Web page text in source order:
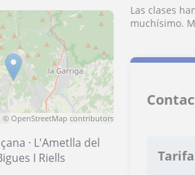
©OpenStreetMap contributors
· L'Ametlla del
I Riells
Las clases
muchísimo.
Tarifa